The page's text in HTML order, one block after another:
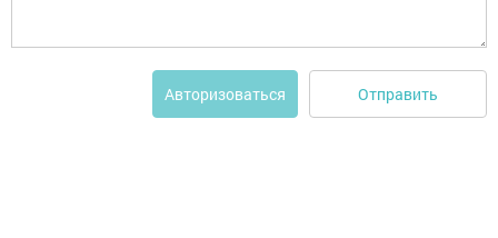
Авторизоваться Отправить